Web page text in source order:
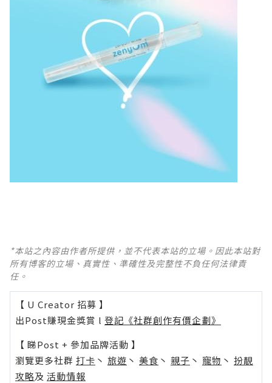
*本站之內容由作者所提供，並不代表本站的立場。因此本站對
所有博客的立場、真實性、準確性及完整性不負任何法律責
任。
【 U Creator 招募 】
出Post賺現金獎賞 l 登記《社群創作有價企劃》
【 睇Post + 參加品牌活動 】
瀏覽更多社群 打卡 丶 旅遊 丶 美食 丶 親子 丶 寵物 丶 扮靚
攻略及 活動情報